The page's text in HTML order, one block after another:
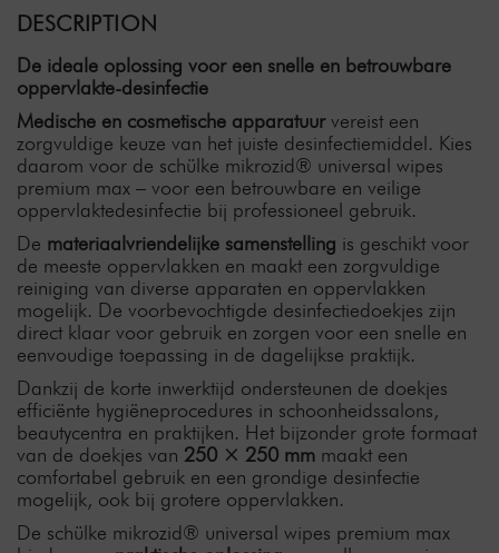
DESCRIPTION
De ideale oplossing voor een snelle en betrouwbare
oppervlakte-desinfectie
Medische en cosmetische apparatuurvereist een
zorgvuldige keuze van het juiste desinfectiemiddel. Kies
daarom voor de schülke mikrozid® universal wipes
premium max – voor een betrouwbare en veilige
oppervlaktedesinfectie bij professioneel gebruik.
De materiaalvriendelijke samenstelling is geschikt voor
de meeste oppervlakken en maakt een zorgvuldige
reiniging van diverse apparaten en oppervlakken
mogelijk. De voorbevochtigde desinfectiedoekjes zijn
direct klaar voor gebruik en zorgen voor een snelle en
eenvoudige toepassing in de dagelijkse praktijk.
Dankzij de korte inwerktijd ondersteunen de doekjes
efficiënte hygiëneprocedures in schoonheidssalons,
beautycentra en praktijken. Het bijzonder grote formaat
van de doekjes van 250 × 250 mm maakt een
comfortabel gebruik en een grondige desinfectie
mogelijk, ook bij grotere oppervlakken.
De schülke mikrozid® universal wipes premium max